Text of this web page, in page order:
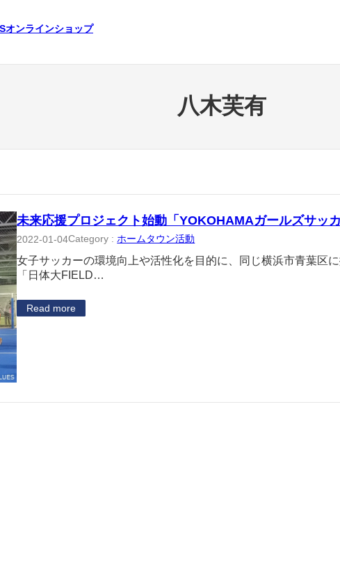
オンラインショップ
八木芙有
未来応援プロジェクト始動「YOKOHAMAガールズサッ
2022-01-04Category : ホームタウン活動
女子サッカーの環境向上や活性化を目的に、同じ横浜市青葉区
「日体大FIELD…
Read more